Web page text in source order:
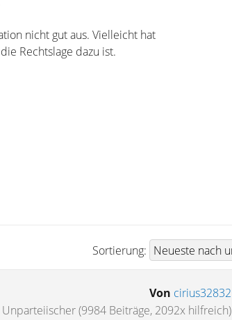
nicht gut aus. Vielleicht hat
Rechtslage dazu ist.
Sortierung:
Von cirius32832
Unparteiischer(9984 Beiträge, 2092x hilfreich)